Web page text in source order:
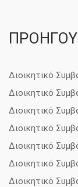
Διοικητικό
Διοικητικό
Διοικητικό
Διοικητικό
Διοικητικό
Διοικητικό
Διοικητικό